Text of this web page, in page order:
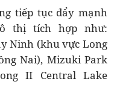
tiếp tục đẩy mạnh
thị tích hợp như:
Ninh (khu vực Long
Nai), Mizuki Park
II Central Lake